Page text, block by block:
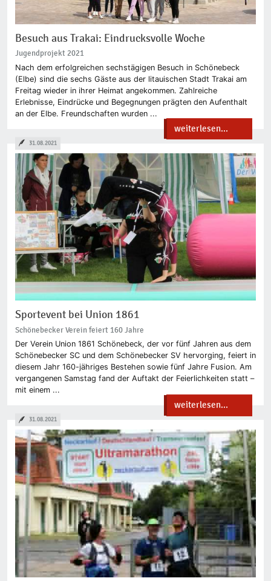
Besuch aus Trakai: Eindrucksvolle Woche
Jugendprojekt 2021
Nach dem erfolgreichen sechstägigen Besuch in Schönebeck
(Elbe) sind die sechs Gäste aus der litauischen Stadt Trakai am
Freitag wieder in ihrer Heimat angekommen. Zahlreiche
Erlebnisse, Eindrücke und Begegnungen prägten den Aufenthalt
an der Elbe. Freundschaften wurden ...
weiterlesen...
Sportevent bei Union 1861
Schönebecker Verein feiert 160 Jahre
Der Verein Union 1861 Schönebeck, der vor fünf Jahren aus dem
Schönebecker SC und dem Schönebecker SV hervorging, feiert in
diesem Jahr 160-jähriges Bestehen sowie fünf Jahre Fusion. Am
vergangenen Samstag fand der Auftakt der Feierlichkeiten statt –
mit einem ...
weiterlesen...
31.08.2021
31.08.2021